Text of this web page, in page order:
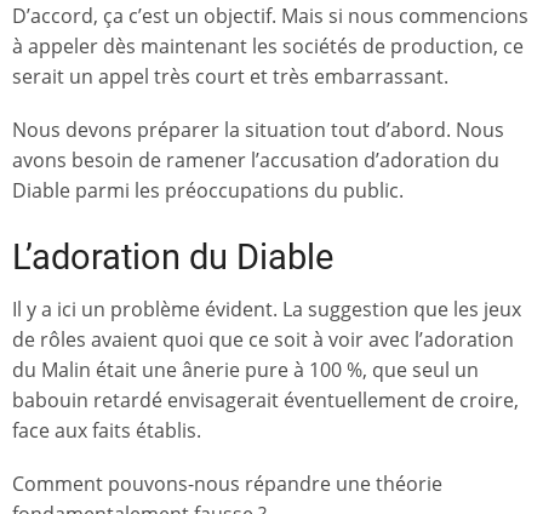
D’accord, ça c’est un objectif. Mais si nous commencions
à appeler dès maintenant les sociétés de production, ce
serait un appel très court et très embarrassant.
Nous devons préparer la situation tout d’abord. Nous
avons besoin de ramener l’accusation d’adoration du
Diable parmi les préoccupations du public.
L’adoration du Diable
Il y a ici un problème évident. La suggestion que les jeux
de rôles avaient quoi que ce soit à voir avec l’adoration
du Malin était une ânerie pure à 100 %, que seul un
babouin retardé envisagerait éventuellement de croire,
face aux faits établis.
Comment pouvons-nous répandre une théorie